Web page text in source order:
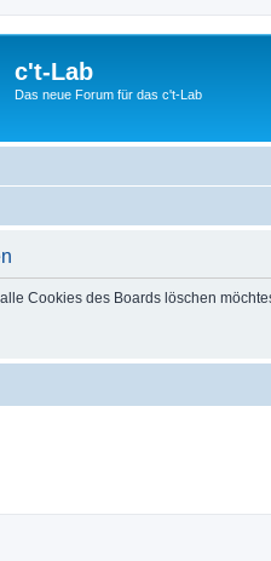
c't-Lab
Das neue Forum für das c't-Lab
Cookies des Boards löschen